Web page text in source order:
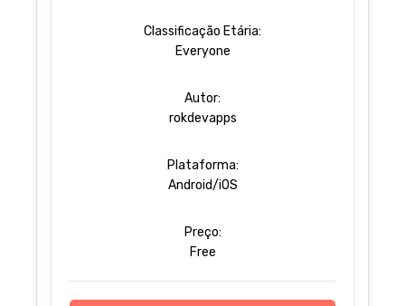
Classificação Etária:
Everyone
Autor:
rokdevapps
Plataforma:
Android/iOS
Preço:
Free